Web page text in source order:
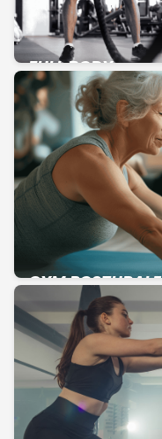
FULL BODY
GYM POSTURALE